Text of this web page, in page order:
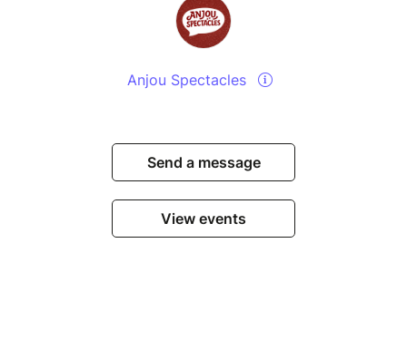
Anjou Spectacles
Send a message
View events